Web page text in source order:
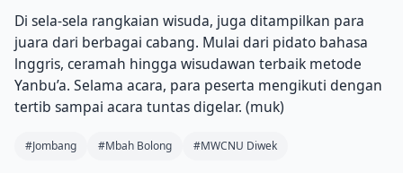
Di sela-sela rangkaian wisuda, juga ditampilkan para
juara dari berbagai cabang. Mulai dari pidato bahasa
lnggris, ceramah hingga wisudawan terbaik metode
Yanbu’a. Selama acara, para peserta mengikuti dengan
tertib sampai acara tuntas digelar. (muk)
#Jombang #Mbah Bolong #MWCNU Diwek